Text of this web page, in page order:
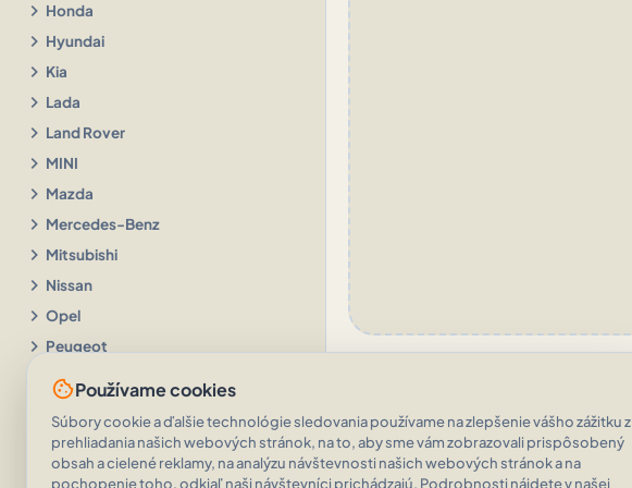
chevron_right Honda
chevron_right Hyundai
chevron_right Kia
chevron_right Lada
chevron_right Land Rover
chevron_right MINI
chevron_right Mazda
chevron_right Mercedes-Benz
chevron_right Mitsubishi
chevron_right Nissan
chevron_right Opel
chevron_right Peugeot
chevron_right Porsche
Seat
Subaru
cookiePoužívame cookies
Súbory cookie a ďalšie technológie sledovania používame na zlepšenie vášho zážitku z
prehliadania našich webových stránok, na to, aby sme vám zobrazovali prispôsobený
obsah a cielené reklamy, na analýzu návštevnosti našich webových stránok a na
pochopenie toho, odkiaľ naši návštevníci prichádzajú. Podrobnosti nájdete v našej